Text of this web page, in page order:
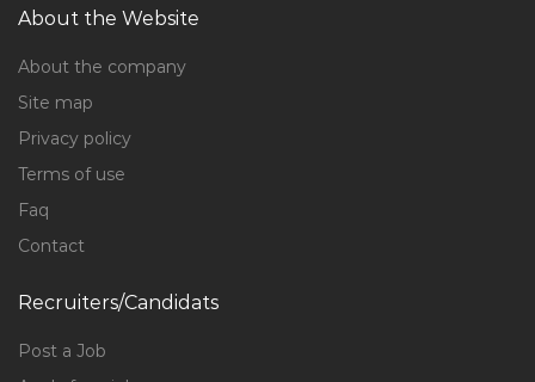
About the Website
About the company
Site map
Privacy policy
Terms of use
Faq
Contact
Recruiters/Candidats
Post a Job